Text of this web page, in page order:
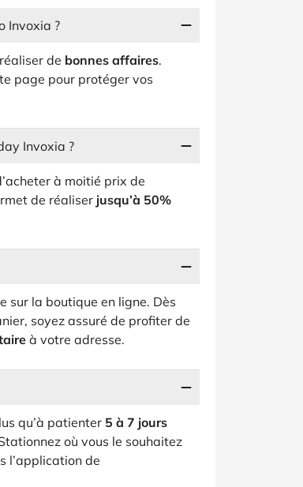
Invoxia ?
de bonnes affaires.
page pour protéger vos
Invoxia ?
à moitié prix de
de réaliser jusqu’à 50%
sur la boutique en ligne. Dès
soyez assuré de profiter de
à votre adresse.
qu’à patienter 5 à 7 jours
où vous le souhaitez
l’application de